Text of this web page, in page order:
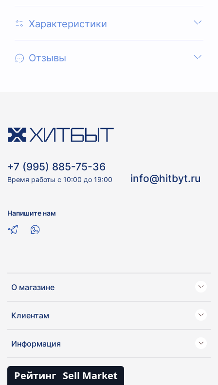
Характеристики
Отзывы
О магазине
Клиентам
Информация
Рейтинг Sell Market
+7 (995) 885-75-36
Время работы с 10:00 до 19:00 info@hitbyt.ru
Напишите нам